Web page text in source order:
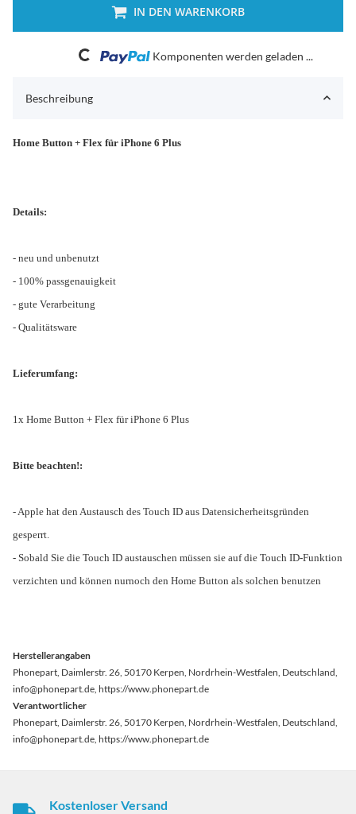
IN DEN WARENKORB
Loading... Komponenten werden geladen ...
Beschreibung
Home Button + Flex für iPhone 6 Plus
Details:
- neu und unbenutzt
- 100% passgenauigkeit
- gute Verarbeitung
- Qualitätsware
Lieferumfang:
1x Home Button + Flex für iPhone 6 Plus
Bitte beachten!:
- Apple hat den Austausch des Touch ID aus Datensicherheitsgründen
gesperrt.
- Sobald Sie die Touch ID austauschen müssen sie auf die Touch ID-Funktion
verzichten und können nurnoch den Home Button als solchen benutzen
Herstellerangaben
Phonepart, Daimlerstr. 26, 50170 Kerpen, Nordrhein-Westfalen, Deutschland,
info@phonepart.de, https://www.phonepart.de
Verantwortlicher
Phonepart, Daimlerstr. 26, 50170 Kerpen, Nordrhein-Westfalen, Deutschland,
info@phonepart.de, https://www.phonepart.de
Kostenloser Versand